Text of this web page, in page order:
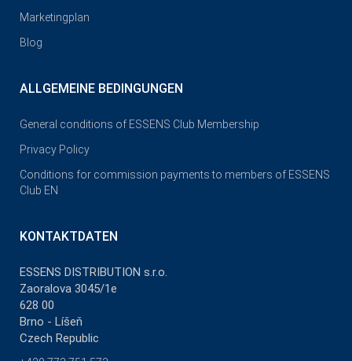
Marketingplan
Blog
ALLGEMEINE BEDINGUNGEN
General conditions of ESSENS Club Membership
Privacy Policy
Conditions for commission payments to members of ESSENS
Club EN
KONTAKTDATEN
ESSENS DISTRIBUTION s.r.o.
Zaoralova 3045/1e
628 00
Brno - Líšeň
Czech Republic